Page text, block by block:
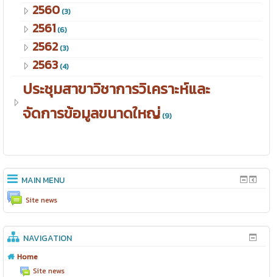
2560(3)
2561(6)
2562(3)
2563(4)
ประชุมสาขาวิชาการวิเคราะห์และ
จัดการข้อมูลขนาดใหญ่(9)
MAIN MENU
Site news
NAVIGATION
Home
Site news